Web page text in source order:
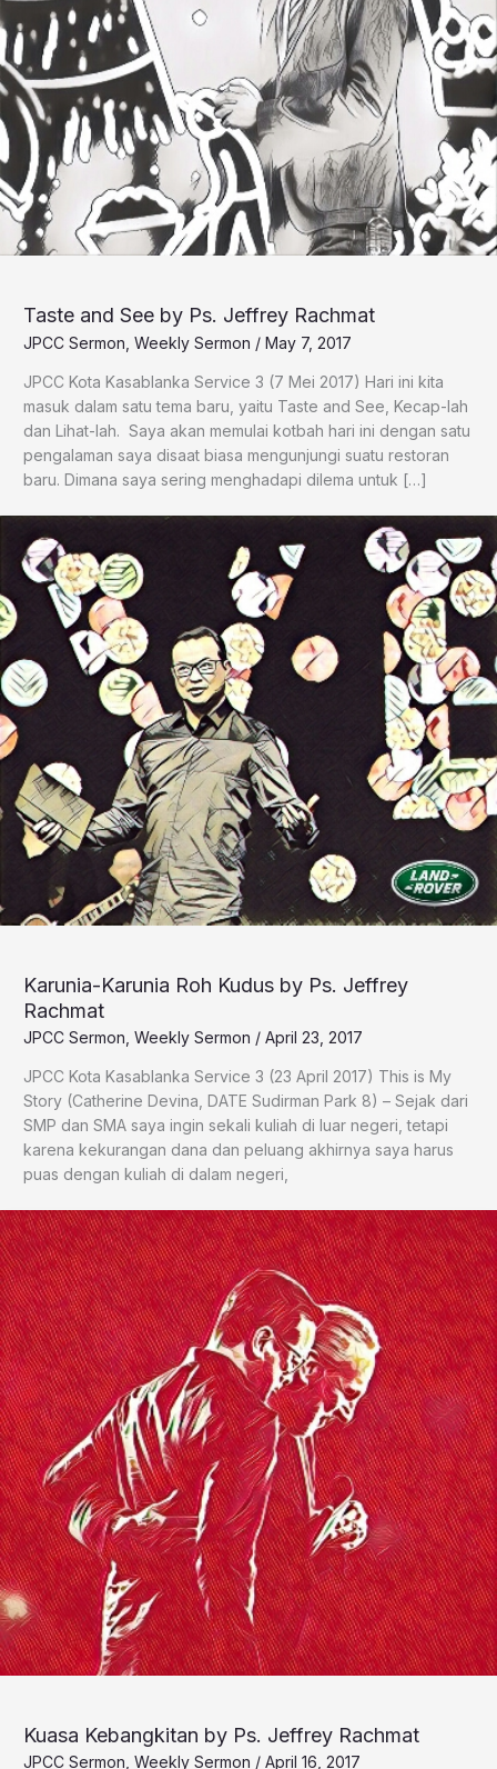
Taste and See by Ps. Jeffrey Rachmat
JPCC Sermon Weekly Sermon / May 7, 2017
JPCC Kota Kasablanka Service 3 (7 Mei 2017) Hari ini kita
masuk dalam satu tema baru, yaitu Taste and See, Kecap-lah
dan Lihat-lah. Saya akan memulai kotbah hari ini dengan satu
pengalaman saya disaat biasa mengunjungi suatu restoran
baru. Dimana saya sering menghadapi dilema untuk […]
Karunia-Karunia Roh Kudus by Ps. Jeffrey
Rachmat
JPCC Sermon Weekly Sermon / April 23, 2017
JPCC Kota Kasablanka Service 3 (23 April 2017) This is My
Story (Catherine Devina, DATE Sudirman Park 8) – Sejak dari
SMP dan SMA saya ingin sekali kuliah di luar negeri, tetapi
karena kekurangan dana dan peluang akhirnya saya harus
puas dengan kuliah di dalam negeri,
Kuasa Kebangkitan by Ps. Jeffrey Rachmat
JPCC Sermon Weekly Sermon / April 16, 2017